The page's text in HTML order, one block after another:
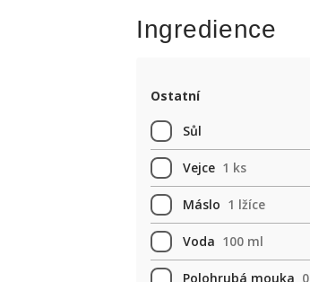
Ingredience
Ostatní
Sůl
Vejce 1 ks
Máslo 1 lžíce
Voda 100 ml
Polohrubá mouka